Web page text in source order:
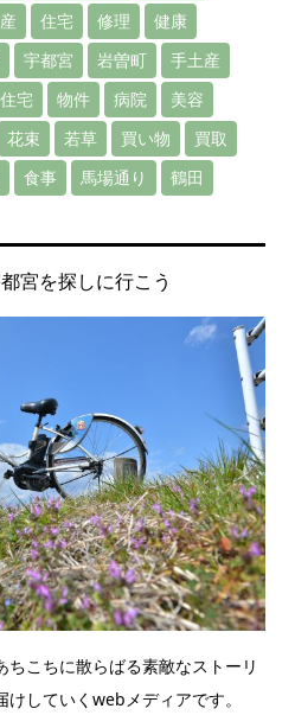
住宅 修理
健康
宇都宮 岩曽町
手土産
宅 物件 病院
美容
花束 若草 買い物
買取
食事 馬場通り 鶴田
宮を探しに行こう
ちこちに散らばる素敵なストーリ
していくwebメディアです。